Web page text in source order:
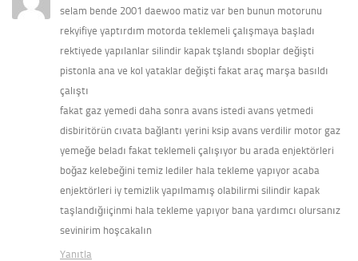
selam bende 2001 daewoo matiz var ben bunun motorunu
rekyifiye yaptırdım motorda teklemeli çalışmaya başladı
rektiyede yapılanlar silindir kapak tşlandı sboplar değişti
pistonla ana ve kol yataklar değişti fakat araç marşa basıldı
çalıştı
fakat gaz yemedi daha sonra avans istedi avans yetmedi
disbiritörün cıvata bağlantı yerini ksip avans verdilir motor gaz
yemeğe beladı fakat teklemeli çalışıyor bu arada enjektörleri
boğaz kelebeğini temiz lediler hala tekleme yapıyor acaba
enjektörleri iy temizlik yapılmamış olabilirmi silindir kapak
taşlandığıiçinmi hala tekleme yapıyor bana yardımcı olursanız
sevinirim hoşcakalın
Yanıtla